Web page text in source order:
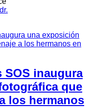
SOS inaugura
que
los hermanos